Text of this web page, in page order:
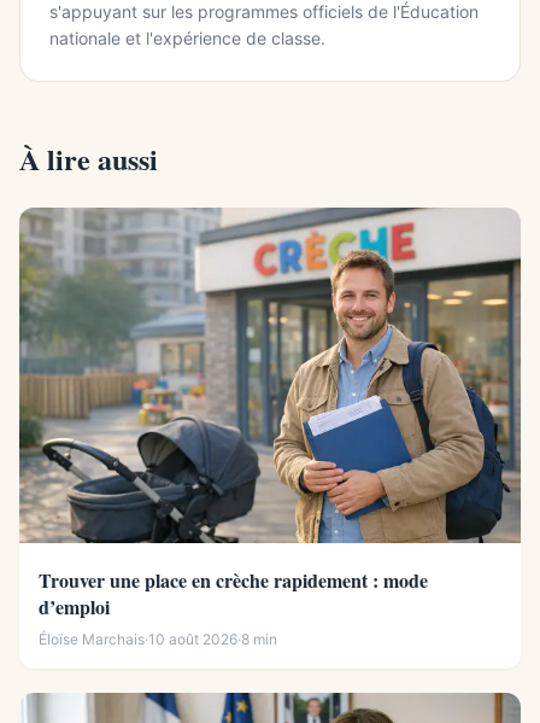
s'appuyant sur les programmes officiels de l'Éducation
nationale et l'expérience de classe.
À lire aussi
Trouver une place en crèche rapidement : mode
d’emploi
Éloïse Marchais·10 août 2026·8 min